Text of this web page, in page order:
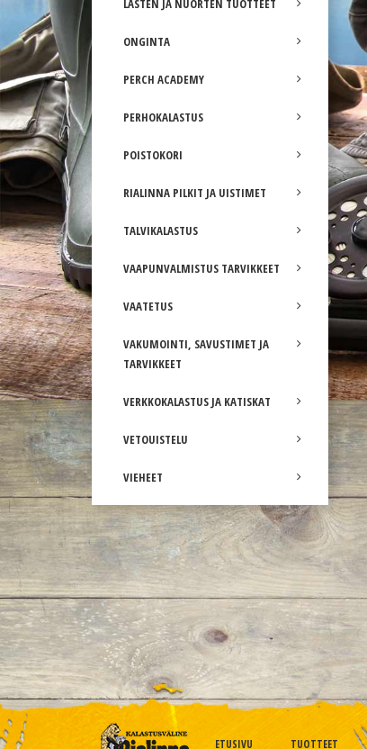
LASTEN JA NUORTEN TUOTTEET
ONGINTA
PERCH ACADEMY
PERHOKALASTUS
POISTOKORI
RIALINNA PILKIT JA UISTIMET
TALVIKALASTUS
VAAPUNVALMISTUS TARVIKKEET
VAATETUS
VAKUMOINTI, SAVUSTIMET JA
TARVIKKEET
VERKKOKALASTUS JA KATISKAT
VETOUISTELU
VIEHEET
ETUSIVU TUOTTEET